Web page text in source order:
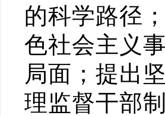
的科学路径
色社会主义
局面；提出
理监督干部